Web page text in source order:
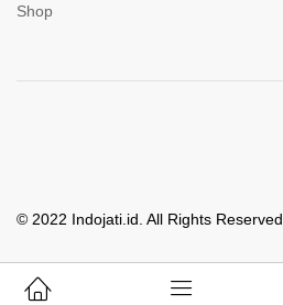
Whatsapp Kami
Shop
© 2022 Indojati.id. All Rights Reserved